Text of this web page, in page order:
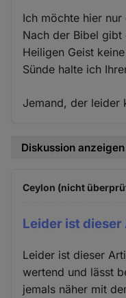
Ich möchte hier nur
Nach der Bibel gibt
Heiligen Geist
Sünde halte ich
Jemand, der leider
Diskussion anzeigen
Ceylon (nicht
Leider ist
Leider ist dieser
wertend und lässt
jemals näher mit